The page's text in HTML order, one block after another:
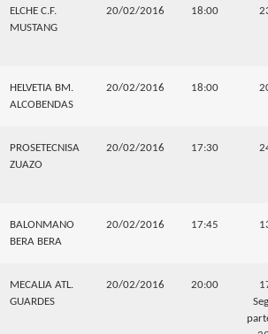
ELCHE C.F.
MUSTANG
20/02/2016 18:00
HELVETIA BM.
ALCOBENDAS
20/02/2016 18:00
PROSETECNISA
ZUAZO
20/02/2016 17:30
BALONMANO
BERA BERA
20/02/2016 17:45
MECALIA ATL.
GUARDES
20/02/2016 20:00